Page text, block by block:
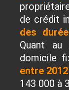
de crédit
des
Quant au
domicile
entre
143 000 à